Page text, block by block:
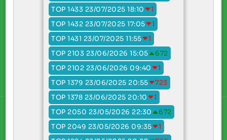
TOP 1433 23/07/2025 18:10
1
TOP 1432 23/07/2025 17:05
1
TOP 1431 23/07/2025 11:55
1
TOP 2103 23/06/2026 15:05
672
TOP 2102 23/06/2026 09:40
1
TOP 1379 23/06/2025 20:55
723
TOP 1378 23/06/2025 20:10
1
TOP 2050 23/05/2026 22:30
672
TOP 2049 23/05/2026 09:35
1